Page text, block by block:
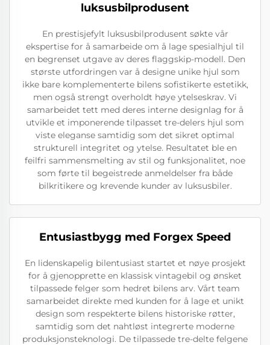
luksusbilprodusent
En prestisjefylt luksusbilprodusent søkte vår
ekspertise for å samarbeide om å lage spesialhjul til
en begrenset utgave av deres flaggskip-modell. Den
største utfordringen var å designe unike hjul som
ikke bare komplementerte bilens sofistikerte estetikk,
men også strengt overholdt høye ytelseskrav. Vi
samarbeidet tett med deres interne designlag for å
utvikle et imponerende tilpasset tre-delers hjul som
viste eleganse samtidig som det sikret optimal
strukturell integritet og ytelse. Resultatet ble en
feilfri sammensmelting av stil og funksjonalitet, noe
som førte til begeistrede anmeldelser fra både
bilkritikere og krevende kunder av luksusbiler.
Entusiastbygg med Forgex Speed
En lidenskapelig bilentusiast startet et nøye prosjekt
for å gjenopprette en klassisk vintagebil og ønsket
tilpassede felger som hedret bilens arv. Vårt team
samarbeidet direkte med kunden for å lage et unikt
design som respekterte bilens historiske røtter,
samtidig som det nahtløst integrerte moderne
produksjonsteknologi. De tilpassede tre-delte felgene